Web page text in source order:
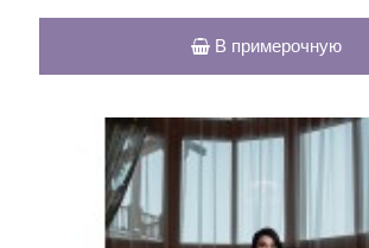
В примерочную